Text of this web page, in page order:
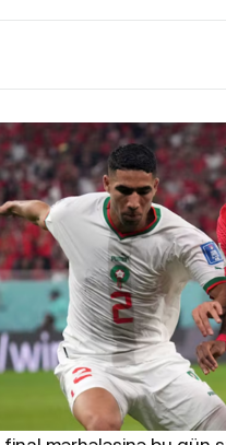
✕
ƏLAQƏPEŞƏ ETİKASI “Bu
müğənnilər var”